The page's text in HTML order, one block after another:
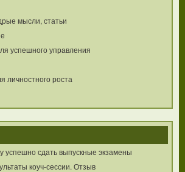
мысли, статьи
успешного управления
личностного роста
успешно сдать выпускные экзамены
коуч-сессии. Отзыв